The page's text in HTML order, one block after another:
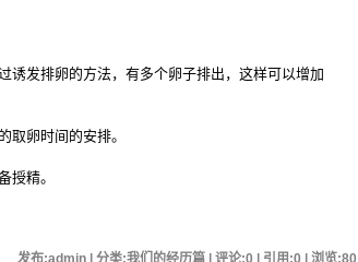
发排卵的方法，有多个卵子排出，这样可以增加
卵时间的安排。
精。
发布:admin | 分类:我们的经历篇 | 评论:0 | 引用:0 | 浏览:80